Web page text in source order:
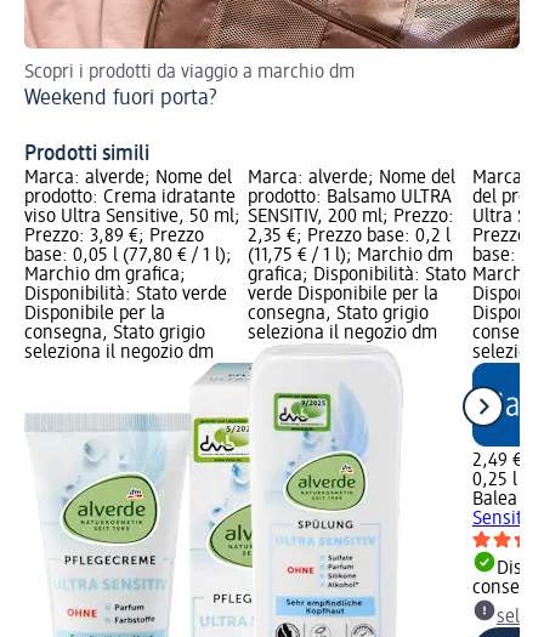
Scopri i prodotti da viaggio a marchio dm
Weekend fuori porta?
Prodotti simili
Marca: alverde; Nome del
prodotto: Crema idratante
viso Ultra Sensitive, 50 ml;
Prezzo: 3,89 €; Prezzo
base: 0,05 l (77,80 € / 1 l);
Marchio dm grafica;
Disponibilità: Stato verde
Disponibile per la
consegna, Stato grigio
seleziona il negozio dm
Marca: alverde; Nome del
prodotto: Balsamo ULTRA
SENSITIV, 200 ml; Prezzo:
2,35 €; Prezzo base: 0,2 l
(11,75 € / 1 l); Marchio dm
grafica; Disponibilità: Stato
verde Disponibile per la
consegna, Stato grigio
seleziona il negozio dm
Marca:
del
Ultra
Prezzo:
base:
Marchio
2,49 €
0,25 l
Balea